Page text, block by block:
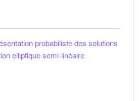
probabiliste des solutions
elliptique semi-linéaire